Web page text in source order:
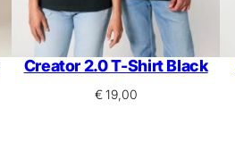
Creator 2.0 T-Shirt Black
€19,00